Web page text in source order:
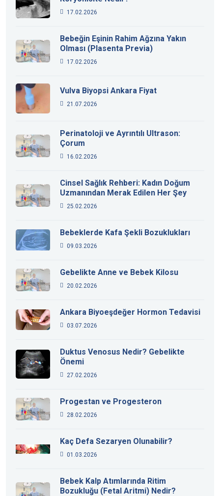
17.02.2026
Bebeğin Eşinin Rahim Ağzına Yakın
Olması (Plasenta Previa)
17.02.2026
Vulva Biyopsi Ankara Fiyat
21.07.2026
Perinatoloji ve Ayrıntılı Ultrason:
Çorum
16.02.2026
Cinsel Sağlık Rehberi: Kadın Doğum
Uzmanından Merak Edilen Her Şey
25.02.2026
Bebeklerde Kafa Şekli Bozuklukları
09.03.2026
Gebelikte Anne ve Bebek Kilosu
20.02.2026
Ankara Biyoeşdeğer Hormon Tedavisi
03.07.2026
Duktus Venosus Nedir? Gebelikte
Önemi
27.02.2026
Progestan ve Progesteron
28.02.2026
Kaç Defa Sezaryen Olunabilir?
01.03.2026
Bebek Kalp Atımlarında Ritim
Bozukluğu (Fetal Aritmi) Nedir?